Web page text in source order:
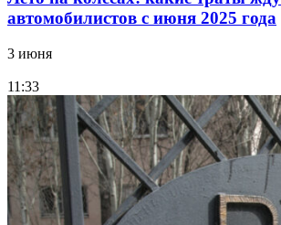
автомобилистов с июня 2025 года
3 июня
11:33